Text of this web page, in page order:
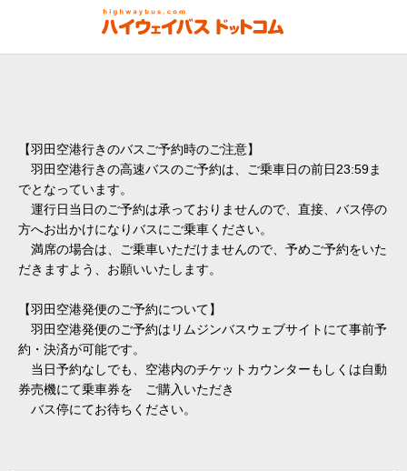
【羽田空港行きのバスご予約時のご注意】
羽田空港行きの高速バスのご予約は、ご乗車日の前日23:59ま
でとなっています。
運行日当日のご予約は承っておりませんので、直接、バス停の
方へお出かけになりバスにご乗車ください。
満席の場合は、ご乗車いただけませんので、予めご予約をいた
だきますよう、お願いいたします。
【羽田空港発便のご予約について】
羽田空港発便のご予約はリムジンバスウェブサイトにて事前予
約・決済が可能です。
当日予約なしでも、空港内のチケットカウンターもしくは自動
券売機にて乗車券を ご購入いただき
バス停にてお待ちください。